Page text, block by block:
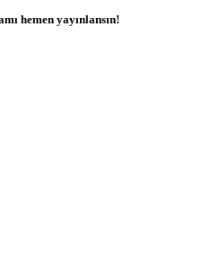
hemen yayınlansın!